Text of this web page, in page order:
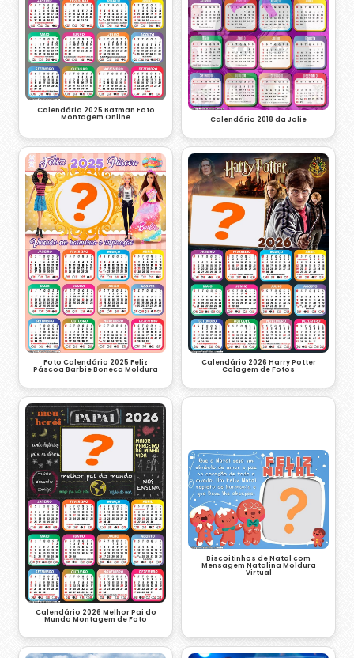
Calendário 2025 Batman Foto
Montagem Online Calendário 2018 da Jolie
Foto Calendário 2025 Feliz
Páscoa Barbie Boneca Moldura
Calendário 2026 Harry Potter
Colagem de Fotos
Calendário 2026 Melhor Pai do
Mundo Montagem de Foto
Biscoitinhos de Natal com
Mensagem Natalina Moldura
Virtual